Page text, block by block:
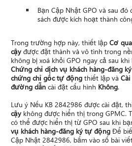
Bạn Cập Nhật GPO và sau đó
sách được kích hoạt thành
Trong trường hợp này, thiết lậpCơ
cậyđược đặt thành và vô tình trong
không bị xoá khỏi GPO ngay cả sau
Chứng chỉ dịch vụ khách hàng-đăng
chứng chỉ gốc tự động thiết lập và
đường dẫn cài đặt cấu hình Không.
Lưu ý Nếu KB 2842986 được cài đặt,
cậykhông được hiển thị trong GPMC.
có thể được hiển thị từ GPO sau khi
vụ khách hàng-đăng ký tự động Để
Cập Nhật 2842986, bấm vào số bài